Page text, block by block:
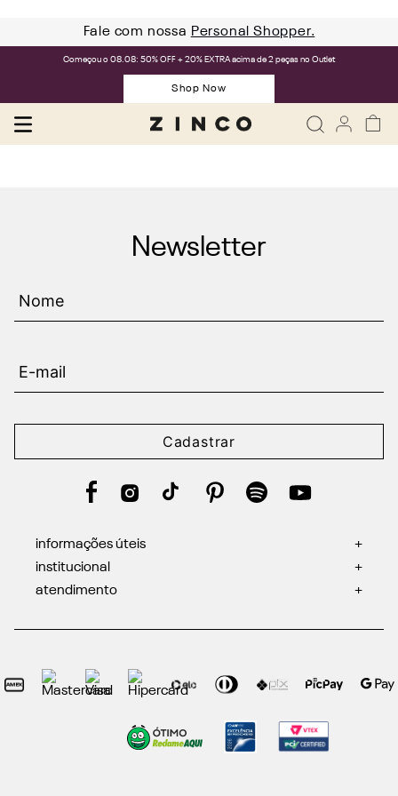
Fale com nossa Personal Shopper.
Começou o 08.08: 50% OFF + 20% EXTRA acima de 2 peças no Outlet
Shop Now
Newsletter
Cadastrar
informações úteis
+
institucional
+
atendimento
+